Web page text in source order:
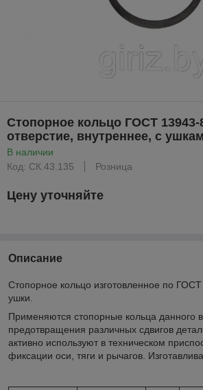
Стопорное кольцо ГОСТ
отверстие, внутреннее, с
В наличии
Код: CК.43.135
Розница
Цену уточняйте
Описание
Стопорное кольцо изготовленное по
ушки.
Применяются стопорные кольца данного
предотвращения различных сдвигов
активно используют в техническом
фиксации оси, тяги и рычагов.